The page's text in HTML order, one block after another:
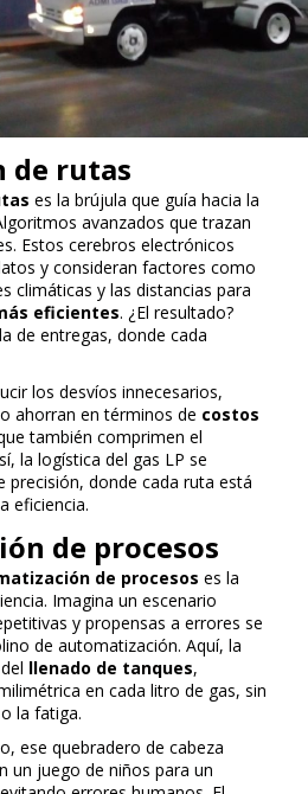
de rutas
es la brújula que guía hacia la
avanzados que trazan
Estos cerebros electrónicos
y consideran factores como
climáticas y las distancias para
eficientes. ¿El resultado?
de entregas, donde cada
los desvíos innecesarios,
ahorran en términos de costos
también comprimen el
la logística del gas LP se
precisión, donde cada ruta está
eficiencia.
de procesos
de procesos es la
Imagina un escenario
y propensas a errores se
de automatización. Aquí, la
llenado de tanques,
en cada litro de gas, sin
la fatiga.
ese quebradero de cabeza
un juego de niños para un